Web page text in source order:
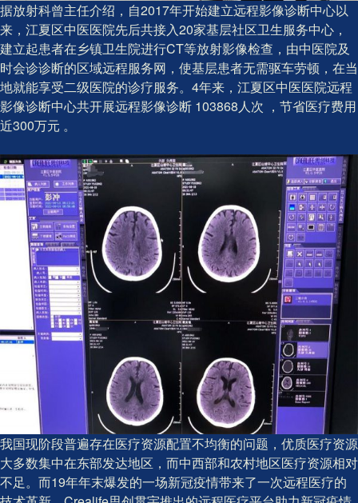
据放射科曾主任介绍，自2017年开始建立远程影像诊断中心以
来，江夏区中医医院先后共接入20家基层社区卫生服务中心，
建立起患者在乡镇卫生院进行CT等放射影像检查，由中医院及
时会诊诊断的区域远程服务网，使基层患者无需驱车劳顿，在当
地就能享受二级医院的诊疗服务。4年来，江夏区中医医院远程
影像诊断中心共开展远程影像诊断 103868人次 ，节省医疗费用
近300万元 。
我国现阶段普遍存在医疗资源配置不均衡的问题，优质医疗资源
大多数集中在东部发达地区，而中西部和农村地区医疗资源相对
不足。而19年年末爆发的一场新冠疫情带来了一次远程医疗的